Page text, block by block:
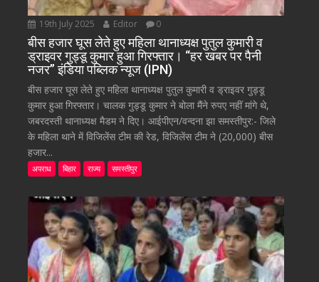
19th July 2025 Editor 0
बीस हजार घूस लेते हुए महिला थानाध्यक्ष पुतुल कुमारी व
ड्राइवर गुड्डू कुमार हुआ गिरफ्तार। “हर खबर पर पैनी
नजर” इंडिया पब्लिक न्यूज (IPN)
बीस हजार घूस लेते हुए महिला थानाध्यक्ष पुतुल कुमारी व ड्राइवर गुड्डू
कुमार हुआ गिरफ्तार। चालक गुड्डू कुमार ने बोला मैंने रुपए नहीं मांगे थे,
जबरदस्ती थानाध्यक्ष मैडम ने दिए। आईपीएन/वन्दना झा समस्तीपुर:- जिले
के महिला थाने में विजिलेंस टीम की रेड, विजिलेंस टीम ने (20,000) बीस
हजार...
अपराध बिहार राज्य समस्तीपुर